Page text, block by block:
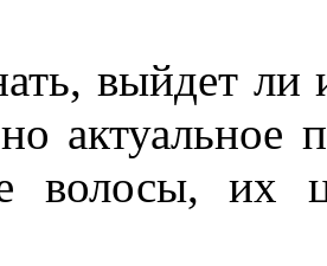
выйдет ли
актуальное
волосы, их